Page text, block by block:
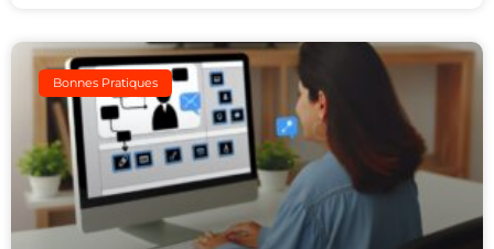
Bonnes Pratiques